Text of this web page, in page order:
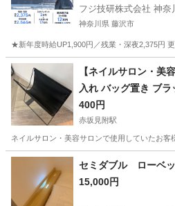
フジ技研株式会社 神奈
神奈川県 藤沢市
★新年度時給UP1,900円／残業・深夜2,375円
神奈川 藤沢市 その他
【ネイルサロン・美
入れ バッグ置き ブラ
400円
赤坂見附駅
ネイルサロン・美容サロンで使用していたお
東京 港区 赤坂見附駅 収納家具
セミダブル ローベ
15,000円